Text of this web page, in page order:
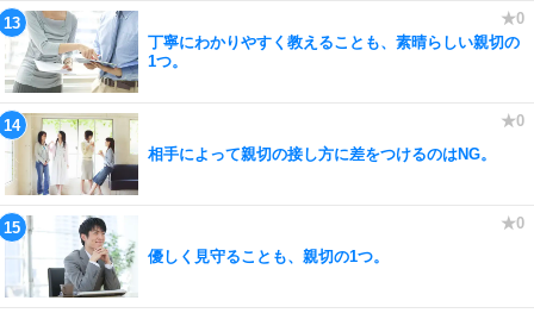
丁寧にわかりやすく教えることも、素晴らしい親切の
1つ。
相手によって親切の接し方に差をつけるのはNG。
優しく見守ることも、親切の1つ。